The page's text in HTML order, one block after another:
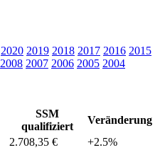
2020 2019 2018 2017 2016 2015
2008 2007 2006 2005 2004
SSM
qualifiziert
Veränderung
2.708,35 €
+2.5%